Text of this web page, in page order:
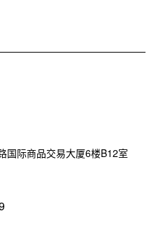
国际商品交易大厦6楼B12室